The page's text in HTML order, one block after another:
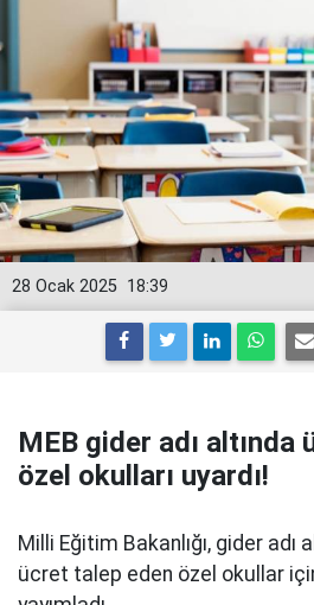
18:39
28 Ocak 2025
MEB gider adı altında
özel okulları uyardı!
Milli Eğitim Bakanlığı, gider adı
ücret talep eden özel okullar